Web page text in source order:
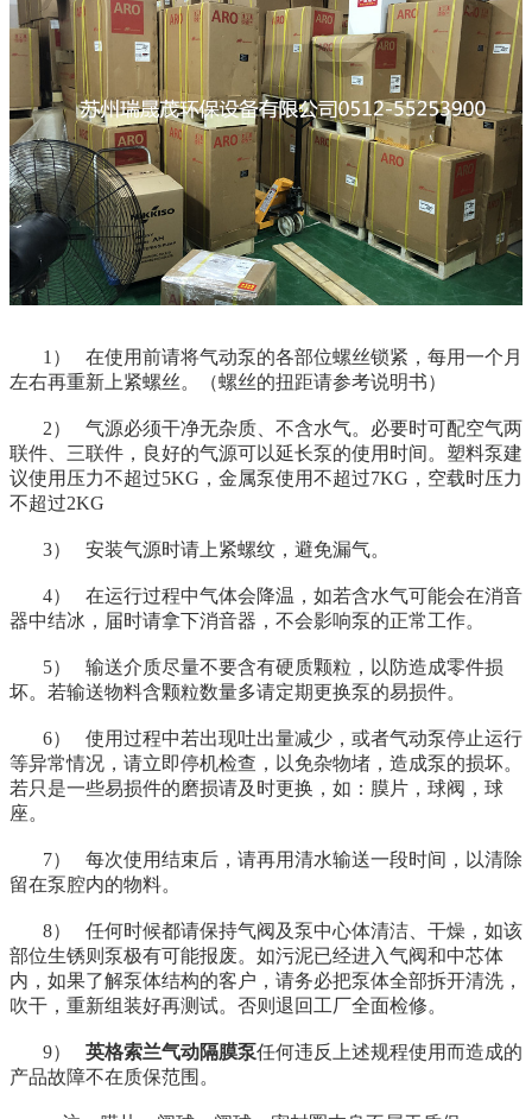
1）
在使用前请将气动泵的各部位螺丝锁紧，每用一个月
左右再重新上紧螺丝。（螺丝的扭距请参考说明书）
2）
气源必须干净无杂质、不含水气。必要时可配空气两
联件、三联件，良好的气源可以延长泵的使用时间。塑料泵建
议使用压力不超过5KG，金属泵使用不超过7KG，空载时压力
不超过2KG
3） 安装气源时请上紧螺纹，避免漏气。
4）
在运行过程中气体会降温，如若含水气可能会在消音
器中结冰，届时请拿下消音器，不会影响泵的正常工作。
5）
输送介质尽量不要含有硬质颗粒，以防造成零件损
坏。若输送物料含颗粒数量多请定期更换泵的易损件。
6）
使用过程中若出现吐出量减少，或者气动泵停止运行
等异常情况，请立即停机检查，以免杂物堵，造成泵的损坏。
若只是一些易损件的磨损请及时更换，如：膜片，球阀，球
座。
7）
每次使用结束后，请再用清水输送一段时间，以清除
留在泵腔内的物料。
8）
任何时候都请保持气阀及泵中心体清洁、干燥，如该
部位生锈则泵极有可能报废。如污泥已经进入气阀和中芯体
内，如果了解泵体结构的客户，请务必把泵体全部拆开清洗，
吹干，重新组装好再测试。否则退回工厂全面检修。
9） 英格索兰气动隔膜泵任何违反上述规程使用而造成的
产品故障不在质保范围。